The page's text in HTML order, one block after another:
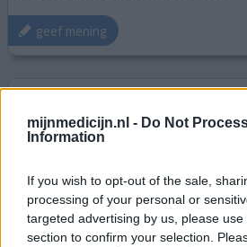
mijnmedicijn.nl - Do Not
Information
If you wish to opt-out of the sale,
processing of your personal or
targeted advertising by us, please
section to confirm your selection.
geef mening
29-03-2018 | Man | 26
salmeterol/ fluticason (50/250ug/do)
Effectiviteit
Hoeveelheid bijwerkingen